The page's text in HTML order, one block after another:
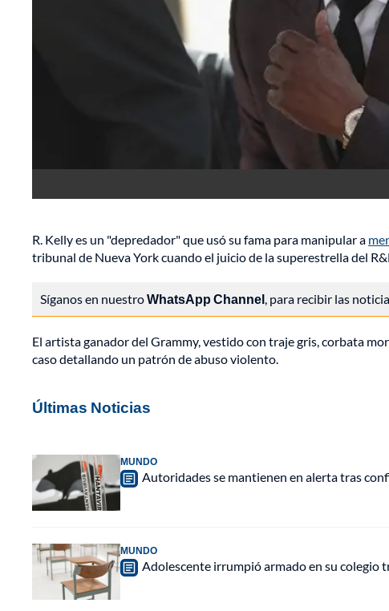
R. Kelly es un "depredador" que usó su fama para manipular a
tribunal de Nueva York cuando el juicio de la superestrella del
Síganos en nuestroWhatsApp Channel, para recibir las
El artista ganador del Grammy, vestido con traje gris, corbata
caso detallando un patrón de abuso violento.
Últimas Noticias
MUNDO
Autoridades se mantienen en alerta tras
MUNDO
Adolescente irrumpió armado en su colegio